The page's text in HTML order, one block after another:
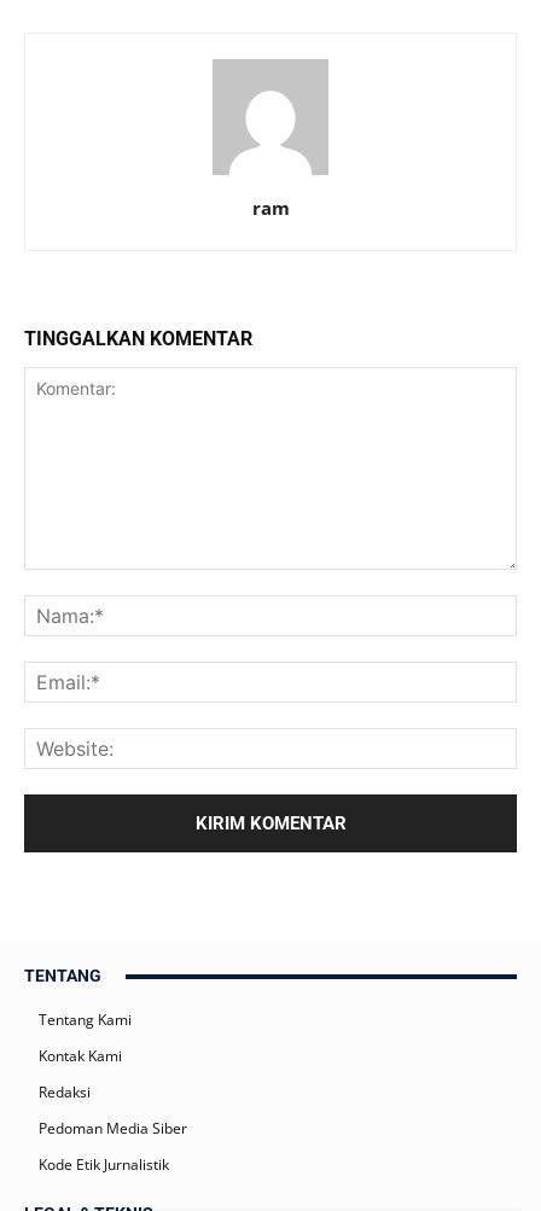
ram
TINGGALKAN KOMENTAR
TENTANG
Tentang Kami
Kontak Kami
Redaksi
Pedoman Media Siber
Kode Etik Jurnalistik